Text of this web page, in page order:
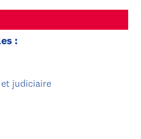
:
et judiciaire